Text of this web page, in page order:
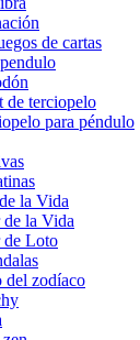
de cartas
de terciopelo
para péndulo
la Vida
de la Vida
de Loto
del zodíaco